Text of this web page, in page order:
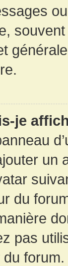
je
un
du
pas
forum.